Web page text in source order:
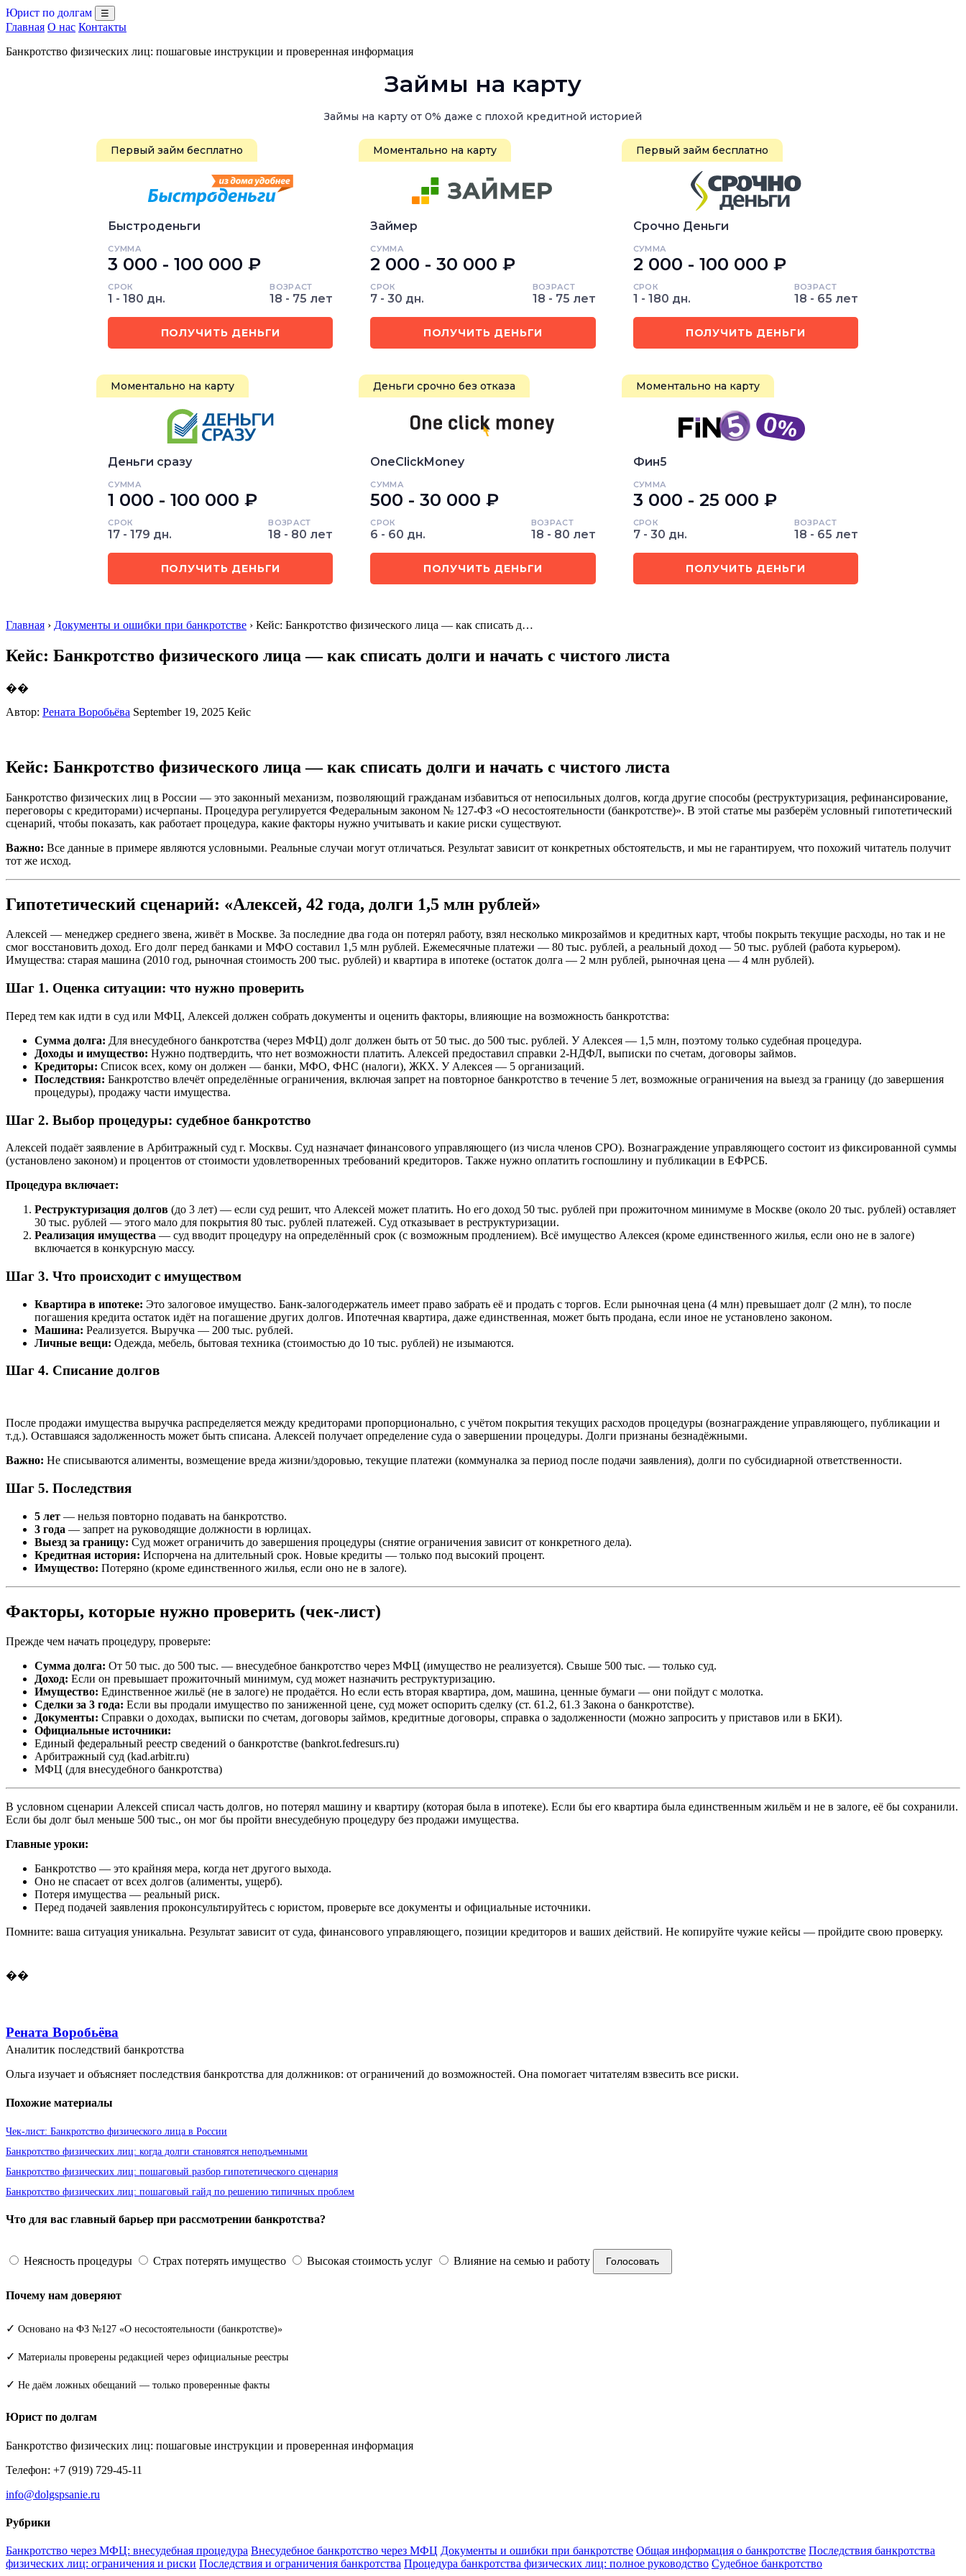
Юрист по долгам ☰
Главная О нас Контакты
Банкротство физических лиц: пошаговые инструкции и проверенная информация
Займы на карту
Займы на карту от 0% даже с плохой кредитной историей
Первый займ бесплатно
Быстроденьги
СУММА
3 000 - 100 000 ₽
СРОК
1 - 180 дн.
ВОЗРАСТ
18 - 75 лет
ПОЛУЧИТЬ ДЕНЬГИ
Моментально на карту
Займер
СУММА
2 000 - 30 000 ₽
СРОК
7 - 30 дн.
ВОЗРАСТ
18 - 75 лет
ПОЛУЧИТЬ ДЕНЬГИ
Первый займ бесплатно
Срочно Деньги
СУММА
2 000 - 100 000 ₽
СРОК
1 - 180 дн.
ВОЗРАСТ
18 - 65 лет
ПОЛУЧИТЬ ДЕНЬГИ
Моментально на карту
Деньги сразу
СУММА
1 000 - 100 000 ₽
СРОК
17 - 179 дн.
ВОЗРАСТ
18 - 80 лет
ПОЛУЧИТЬ ДЕНЬГИ
Деньги срочно без отказа
OneClickMoney
СУММА
500 - 30 000 ₽
СРОК
6 - 60 дн.
ВОЗРАСТ
18 - 80 лет
ПОЛУЧИТЬ ДЕНЬГИ
Моментально на карту
Фин5
СУММА
3 000 - 25 000 ₽
СРОК
7 - 30 дн.
ВОЗРАСТ
18 - 65 лет
ПОЛУЧИТЬ ДЕНЬГИ
Главная › Документы и ошибки при банкротстве › Кейс: Банкротство физического лица — как списать д…
Кейс: Банкротство физического лица — как списать долги и начать с чистого листа
��
Автор: Рената Воробьёва September 19, 2025 Кейс
Кейс: Банкротство физического лица — как списать долги и начать с чистого листа
Банкротство физических лиц в России — это законный механизм, позволяющий гражданам избавиться от непосильных долгов, когда другие способы (реструктуризация, рефинансирование,
переговоры с кредиторами) исчерпаны. Процедура регулируется Федеральным законом № 127-ФЗ «О несостоятельности (банкротстве)». В этой статье мы разберём условный гипотетический
сценарий, чтобы показать, как работает процедура, какие факторы нужно учитывать и какие риски существуют.
Важно: Все данные в примере являются условными. Реальные случаи могут отличаться. Результат зависит от конкретных обстоятельств, и мы не гарантируем, что похожий читатель получит
тот же исход.
Гипотетический сценарий: «Алексей, 42 года, долги 1,5 млн рублей»
Алексей — менеджер среднего звена, живёт в Москве. За последние два года он потерял работу, взял несколько микрозаймов и кредитных карт, чтобы покрыть текущие расходы, но так и не
смог восстановить доход. Его долг перед банками и МФО составил 1,5 млн рублей. Ежемесячные платежи — 80 тыс. рублей, а реальный доход — 50 тыс. рублей (работа курьером).
Имущества: старая машина (2010 год, рыночная стоимость 200 тыс. рублей) и квартира в ипотеке (остаток долга — 2 млн рублей, рыночная цена — 4 млн рублей).
Шаг 1. Оценка ситуации: что нужно проверить
Перед тем как идти в суд или МФЦ, Алексей должен собрать документы и оценить факторы, влияющие на возможность банкротства:
Сумма долга: Для внесудебного банкротства (через МФЦ) долг должен быть от 50 тыс. до 500 тыс. рублей. У Алексея — 1,5 млн, поэтому только судебная процедура.
Доходы и имущество: Нужно подтвердить, что нет возможности платить. Алексей предоставил справки 2-НДФЛ, выписки по счетам, договоры займов.
Кредиторы: Список всех, кому он должен — банки, МФО, ФНС (налоги), ЖКХ. У Алексея — 5 организаций.
Последствия: Банкротство влечёт определённые ограничения, включая запрет на повторное банкротство в течение 5 лет, возможные ограничения на выезд за границу (до завершения
процедуры), продажу части имущества.
Шаг 2. Выбор процедуры: судебное банкротство
Алексей подаёт заявление в Арбитражный суд г. Москвы. Суд назначает финансового управляющего (из числа членов СРО). Вознаграждение управляющего состоит из фиксированной суммы
(установлено законом) и процентов от стоимости удовлетворенных требований кредиторов. Также нужно оплатить госпошлину и публикации в ЕФРСБ.
Процедура включает:
Реструктуризация долгов (до 3 лет) — если суд решит, что Алексей может платить. Но его доход 50 тыс. рублей при прожиточном минимуме в Москве (около 20 тыс. рублей) оставляет
30 тыс. рублей — этого мало для покрытия 80 тыс. рублей платежей. Суд отказывает в реструктуризации.
Реализация имущества — суд вводит процедуру на определённый срок (с возможным продлением). Всё имущество Алексея (кроме единственного жилья, если оно не в залоге)
включается в конкурсную массу.
Шаг 3. Что происходит с имуществом
Квартира в ипотеке: Это залоговое имущество. Банк-залогодержатель имеет право забрать её и продать с торгов. Если рыночная цена (4 млн) превышает долг (2 млн), то после
погашения кредита остаток идёт на погашение других долгов. Ипотечная квартира, даже единственная, может быть продана, если иное не установлено законом.
Машина: Реализуется. Выручка — 200 тыс. рублей.
Личные вещи: Одежда, мебель, бытовая техника (стоимостью до 10 тыс. рублей) не изымаются.
Шаг 4. Списание долгов
После продажи имущества выручка распределяется между кредиторами пропорционально, с учётом покрытия текущих расходов процедуры (вознаграждение управляющего, публикации и
т.д.). Оставшаяся задолженность может быть списана. Алексей получает определение суда о завершении процедуры. Долги признаны безнадёжными.
Важно: Не списываются алименты, возмещение вреда жизни/здоровью, текущие платежи (коммуналка за период после подачи заявления), долги по субсидиарной ответственности.
Шаг 5. Последствия
5 лет — нельзя повторно подавать на банкротство.
3 года — запрет на руководящие должности в юрлицах.
Выезд за границу: Суд может ограничить до завершения процедуры (снятие ограничения зависит от конкретного дела).
Кредитная история: Испорчена на длительный срок. Новые кредиты — только под высокий процент.
Имущество: Потеряно (кроме единственного жилья, если оно не в залоге).
Факторы, которые нужно проверить (чек-лист)
Прежде чем начать процедуру, проверьте:
Сумма долга: От 50 тыс. до 500 тыс. — внесудебное банкротство через МФЦ (имущество не реализуется). Свыше 500 тыс. — только суд.
Доход: Если он превышает прожиточный минимум, суд может назначить реструктуризацию.
Имущество: Единственное жильё (не в залоге) не продаётся. Но если есть вторая квартира, дом, машина, ценные бумаги — они пойдут с молотка.
Сделки за 3 года: Если вы продали имущество по заниженной цене, суд может оспорить сделку (ст. 61.2, 61.3 Закона о банкротстве).
Документы: Справки о доходах, выписки по счетам, договоры займов, кредитные договоры, справка о задолженности (можно запросить у приставов или в БКИ).
Официальные источники:
Единый федеральный реестр сведений о банкротстве (bankrot.fedresurs.ru)
Арбитражный суд (kad.arbitr.ru)
МФЦ (для внесудебного банкротства)
В условном сценарии Алексей списал часть долгов, но потерял машину и квартиру (которая была в ипотеке). Если бы его квартира была единственным жильём и не в залоге, её бы сохранили.
Если бы долг был меньше 500 тыс., он мог бы пройти внесудебную процедуру без продажи имущества.
Главные уроки:
Банкротство — это крайняя мера, когда нет другого выхода.
Оно не спасает от всех долгов (алименты, ущерб).
Потеря имущества — реальный риск.
Перед подачей заявления проконсультируйтесь с юристом, проверьте все документы и официальные источники.
Помните: ваша ситуация уникальна. Результат зависит от суда, финансового управляющего, позиции кредиторов и ваших действий. Не копируйте чужие кейсы — пройдите свою проверку.
��
Рената Воробьёва
Аналитик последствий банкротства
Ольга изучает и объясняет последствия банкротства для должников: от ограничений до возможностей. Она помогает читателям взвесить все риски.
Похожие материалы
Чек-лист: Банкротство физического лица в России
Банкротство физических лиц: когда долги становятся неподъемными
Банкротство физических лиц: пошаговый разбор гипотетического сценария
Банкротство физических лиц: пошаговый гайд по решению типичных проблем
Что для вас главный барьер при рассмотрении банкротства?
Неясность процедуры Страх потерять имущество Высокая стоимость услуг Влияние на семью и работу Голосовать
Почему нам доверяют
✓ Основано на ФЗ №127 «О несостоятельности (банкротстве)»
✓ Материалы проверены редакцией через официальные реестры
✓ Не даём ложных обещаний — только проверенные факты
Юрист по долгам
Банкротство физических лиц: пошаговые инструкции и проверенная информация
Телефон: +7 (919) 729-45-11
info@dolgspsanie.ru
Рубрики
Банкротство через МФЦ: внесудебная процедура Внесудебное банкротство через МФЦ Документы и ошибки при банкротстве Общая информация о банкротстве Последствия банкротства
физических лиц: ограничения и риски Последствия и ограничения банкротства Процедура банкротства физических лиц: полное руководство Судебное банкротство